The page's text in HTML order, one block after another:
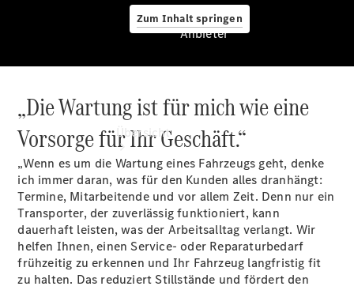
Zum Inhalt springen
Anbieter
Übersicht
Startseite
Modellübersicht
Anbieter
„Die Wartung ist für mich wie eine
Vorsorge für Ihr Geschäft.“
„Wenn es um die Wartung eines Fahrzeugs geht, denke
ich immer daran, was für den Kunden alles dranhängt:
Termine, Mitarbeitende und vor allem Zeit. Denn nur ein
Transporter, der zuverlässig funktioniert, kann
dauerhaft leisten, was der Arbeitsalltag verlangt. Wir
helfen Ihnen, einen Service- oder Reparaturbedarf
frühzeitig zu erkennen und Ihr Fahrzeug langfristig fit
zu halten. Das reduziert Stillstände und fördert den